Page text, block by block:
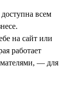
всем
на сайт или
работает
— для